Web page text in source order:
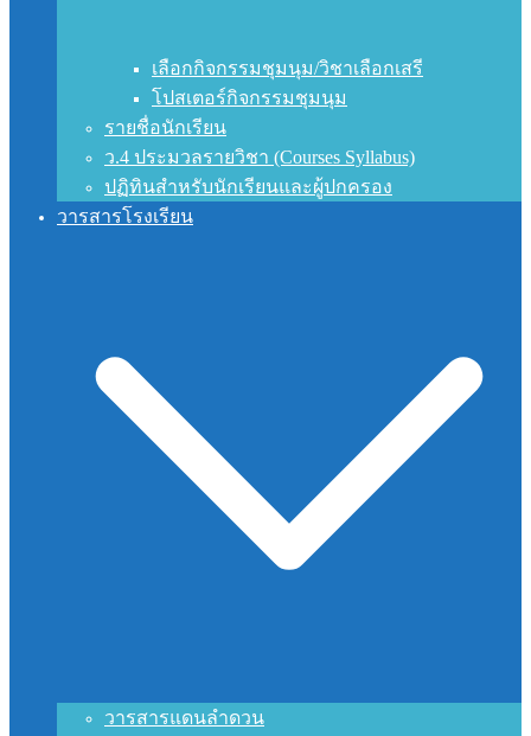
เลือกกิจกรรมชุมนุม/วิชาเลือกเสรี
โปสเตอร์กิจกรรมชุมนุม
รายชื่อนักเรียน
ว.4 ประมวลรายวิชา (Courses Syllabus)
ปฏิทินสำหรับนักเรียนและผู้ปกครอง
วารสารโรงเรียน
วารสารแดนลำดวน